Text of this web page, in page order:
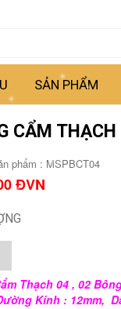
SẢN PHẨM
CẨM
phẩm : MSPBCT04
ĐVN
Thạch 04 , 02
Kính : 12mm,